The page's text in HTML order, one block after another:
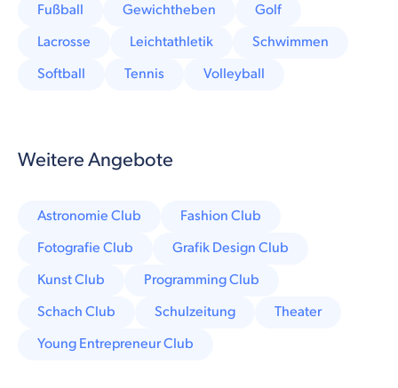
Fußball
Gewichtheben
Golf
Lacrosse
Leichtathletik
Schwimmen
Softball
Tennis Volleyball
Weitere Angebote
Astronomie Club
Fashion Club
Fotografie Club
Grafik Design Club
Kunst Club
Programming Club
Schach Club
Schulzeitung
Theater
Young Entrepreneur Club